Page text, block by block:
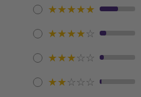
★★★★★
★★★★☆
★★★☆☆
★★☆☆☆